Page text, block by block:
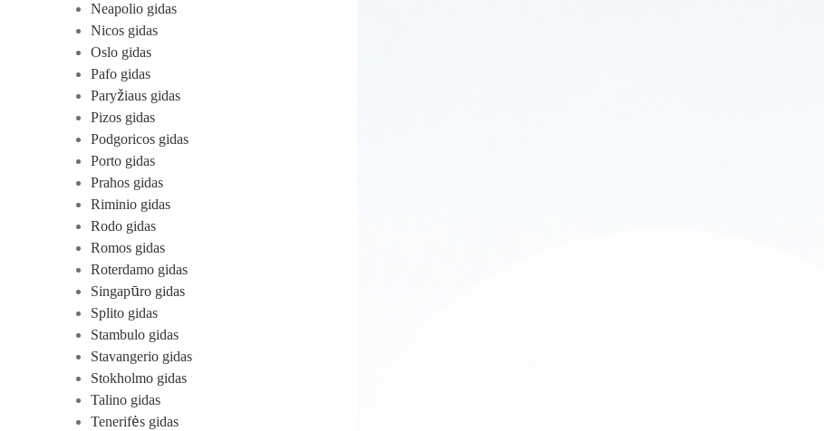
Neapolio gidas
Nicos gidas
Oslo gidas
Pafo gidas
Paryžiaus gidas
Pizos gidas
Podgoricos gidas
Porto gidas
Prahos gidas
Riminio gidas
Rodo gidas
Romos gidas
Roterdamo gidas
Singapūro gidas
Splito gidas
Stambulo gidas
Stavangerio gidas
Stokholmo gidas
Talino gidas
Tenerifės gidas